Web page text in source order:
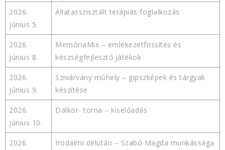
2026.
június 5.
Állatasszisztált terápiás foglalkozás
2026.
június 8.
MemóriaMix – emlékezetfrissítés és
készségfejlesztő játékok
2026.
június 9.
Szivárvány műhely – gipszképek és tárgyak
készítése
2026.
június 10.
Dalkör- torna – kiselőadás
2026.
Irodalmi délután – Szabó Magda munkássága